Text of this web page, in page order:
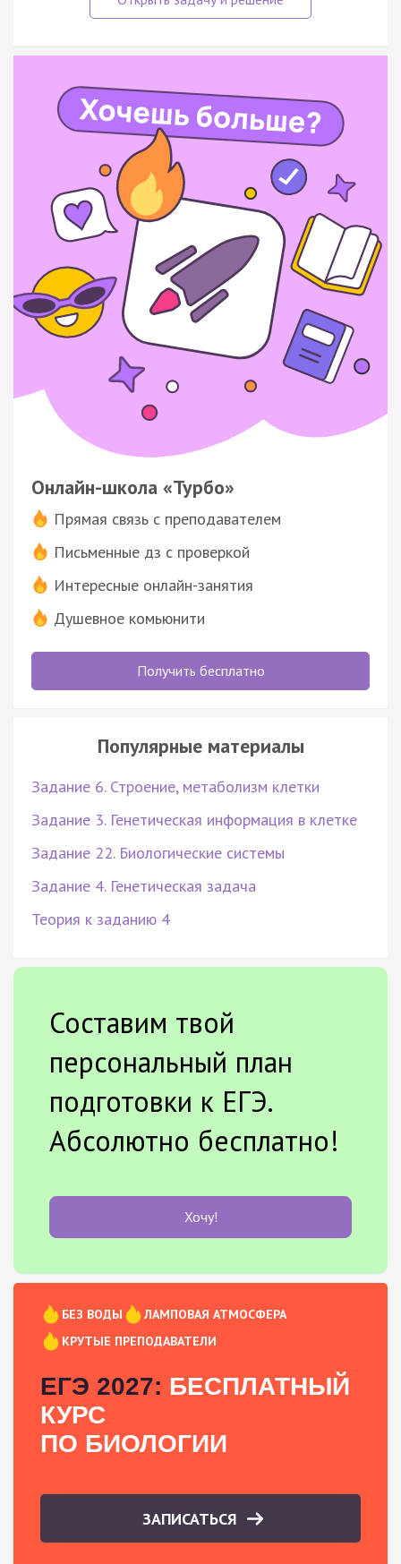
Онлайн-школа «Турбо»
Прямая связь с преподавателем
Письменные дз с проверкой
Интересные онлайн-занятия
Душевное комьюнити
Получить бесплатно
Популярные материалы
Задание 6. Строение, метаболизм клетки
Задание 3. Генетическая информация в клетке
Задание 22. Биологические системы
Задание 4. Генетическая задача
Теория к заданию 4
Составим твой
персональный план
подготовки к ЕГЭ.
Абсолютно бесплатно!
Хочу!
БЕЗ ВОДЫ
ЛАМПОВАЯ АТМОСФЕРА
КРУТЫЕ ПРЕПОДАВАТЕЛИ
ЕГЭ 2027: БЕСПЛАТНЫЙ
КУРС
ПО БИОЛОГИИ
ЗАПИСАТЬСЯ